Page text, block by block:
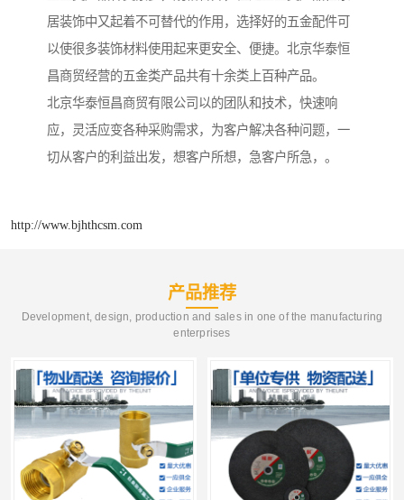
居装饰中又起着不可替代的作用，选择好的五金配件可
以使很多装饰材料使用起来更安全、便捷。北京华泰恒
昌商贸经营的五金类产品共有十余类上百种产品。
北京华泰恒昌商贸有限公司以的团队和技术，快速响
应，灵活应变各种采购需求，为客户解决各种问题，一
切从客户的利益出发，想客户所想，急客户所急，。
http://www.bjhthcsm.com
产品推荐
Development, design, production and sales in one of the manufacturing
enterprises